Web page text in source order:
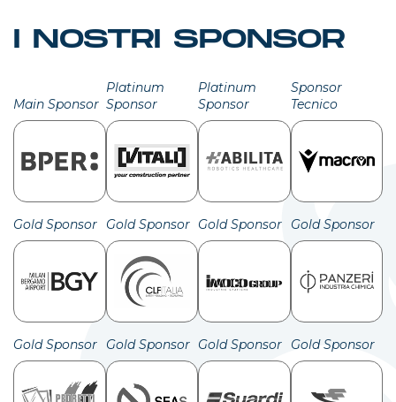
I NOSTRI SPONSOR
Main Sponsor
Platinum
Sponsor
Platinum
Sponsor
Sponsor
Tecnico
Gold Sponsor Gold Sponsor Gold Sponsor Gold Sponsor
Gold Sponsor Gold Sponsor Gold Sponsor Gold Sponsor